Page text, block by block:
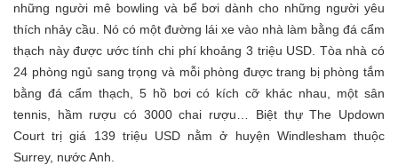
những người mê bowling và bể bơi dành cho những người yêu
thích nhảy cầu. Nó có một đường lái xe vào nhà làm bằng đá cẩm
thạch này được ước tính chi phí khoảng 3 triệu USD. Tòa nhà có
24 phòng ngủ sang trọng và mỗi phòng được trang bị phòng tắm
bằng đá cẩm thạch, 5 hồ bơi có kích cỡ khác nhau, một sân
tennis, hầm rượu có 3000 chai rượu… Biệt thự The Updown
Court trị giá 139 triệu USD nằm ở huyện Windlesham thuộc
Surrey, nước Anh.